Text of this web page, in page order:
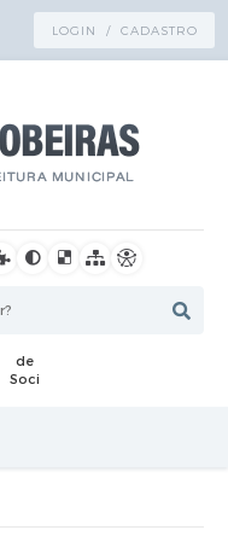
LOGIN / CADASTRO